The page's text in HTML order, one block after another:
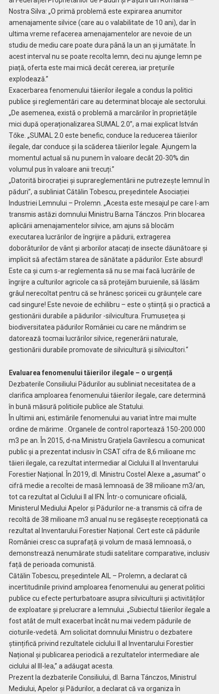
Nostra Silva: „O primă problemă este expirarea anumitor
amenajamente silvice (care au o valabilitate de 10 ani), dar în
ultima vreme refacerea amenajamentelor are nevoie de un
studiu de mediu care poate dura până la un an și jumătate. În
acest interval nu se poate recolta lemn, deci nu ajunge lemn pe
piață, oferta este mai mică decât cererea, iar prețurile
explodează.”
Exacerbarea fenomenului tăierilor ilegale a condus la politici
publice și reglementări care au determinat blocaje ale sectorului.
„De asemenea, există o problemă a marcărilor în proprietățile
mici după operaționalizarea SUMAL 2.0”, a mai explicat István
Tőke. „SUMAL 2.0 este benefic, conduce la reducerea tăierilor
ilegale, dar conduce și la scăderea tăierilor legale. Ajungem la
momentul actual să nu punem în valoare decât 20-30% din
volumul pus în valoare anii trecuți.”
„Datorită birocrației și suprareglementării ne putrezește lemnul în
păduri”, a subliniat Cătălin Tobescu, președintele Asociației
Industriei Lemnului – Prolemn. „Acesta este mesajul pe care l-am
transmis astăzi domnului Ministru Barna Tánczos. Prin blocarea
aplicării amenajamentelor silvice, am ajuns să blocăm
executarea lucrărilor de îngrijire a pădurii, extragerea
doborâturilor de vânt și arborilor atacați de insecte dăunătoare și
implicit să afectăm starea de sănătate a pădurilor. Este absurd!
Este ca și cum s-ar reglementa să nu se mai facă lucrările de
îngrijre a culturilor agricole ca să protejăm buruienile, să lăsăm
grâul nerecoltat pentru că se hrănesc șoriceii cu grăunțele care
cad singure! Este nevoie de echilibru – este o știință și o practică a
gestionării durabile a pădurilor -silvicultura. Frumusețea și
biodiversitatea pădurilor României cu care ne mândrim se
datorează tocmai lucrărilor silvice, regenerării naturale,
gestionării durabile promovate de silvicultură și silvicultori.“
Evaluarea fenomenului tăierilor ilegale – o urgență
Dezbaterile Consiliului Pădurilor au subliniat necesitatea de a
clarifica amploarea fenomenului tăierilor ilegale, care determină
în bună măsură politicile publice ale Statului.
În ultimii ani, estimările fenomenului au variat între mai multe
ordine de mărime . Organele de control raportează 150-200.000
m3 pe an. În 2015, d-na Ministru Grațiela Gavrilescu a comunicat
public și a prezentat inclusiv în CSAT cifra de 8,6 milioane mc
tăieri ilegale, ca rezultat intermediar al Ciclului II al Inventarului
Forestier Național. În 2019, dl. Ministru Costel Alexe a „asumat” o
cifră medie a recoltei de masă lemnoasă de 38 milioane m3/an,
tot ca rezultat al Ciclului II al IFN. Într-o comunicare oficială,
Ministerul Mediului Apelor și Pădurilor ne-a transmis că cifra de
recoltă de 38 milioane m3 anual nu se regăsește recepționată ca
rezultat al Inventarului Forestier Național. Cert este că pădurile
României cresc ca suprafață și volum de masă lemnoasă, o
demonstrează nenumărate studii satelitare comparative, inclusiv
față de perioada comunistă.
Cătălin Tobescu, președintele AIL – Prolemn, a declarat că
incertitudinile privind amploarea fenomenului au generat politici
publice cu efecte perturbatoare asupra silviculturii și activităților
de exploatare și prelucrare a lemnului. „Subiectul tăierilor ilegale a
fost atât de mult exacerbat încât nu mai vedem pădurile de
cioturile-vedetă. Am solicitat domnului Ministru o dezbatere
științifică privind rezultatele ciclului II al Inventarului Forestier
Național și publicarea periodică a rezultatelor intermediare ale
ciclului al III-lea,” a adăugat acesta.
Prezent la dezbaterile Consiliului, dl. Barna Tánczos, Ministrul
Mediului, Apelor și Pădurilor, a declarat că va organiza în